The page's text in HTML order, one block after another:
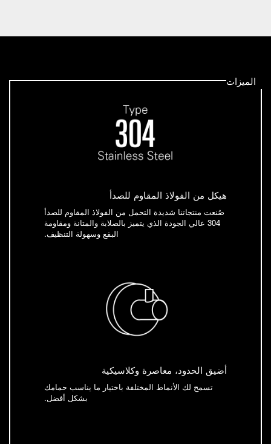
الميزات
هيكل من الفولاذ المقاوم للصدأ
صُنعت منتجاتنا شديدة التحمل من الفولاذ المقاوم للصدأ
304 عالي الجودة الذي يتميز بالصلابة والمتانة ومقاومة
البقع وسهولة التنظيف.
أضيق الحدود، معاصرة وكلاسيكية
تسمح لك الأنماط المختلفة باختيار ما يناسب حمامك
بشكل أفضل.